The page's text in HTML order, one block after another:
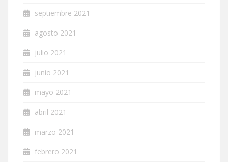
septiembre 2021
agosto 2021
julio 2021
junio 2021
mayo 2021
abril 2021
marzo 2021
febrero 2021